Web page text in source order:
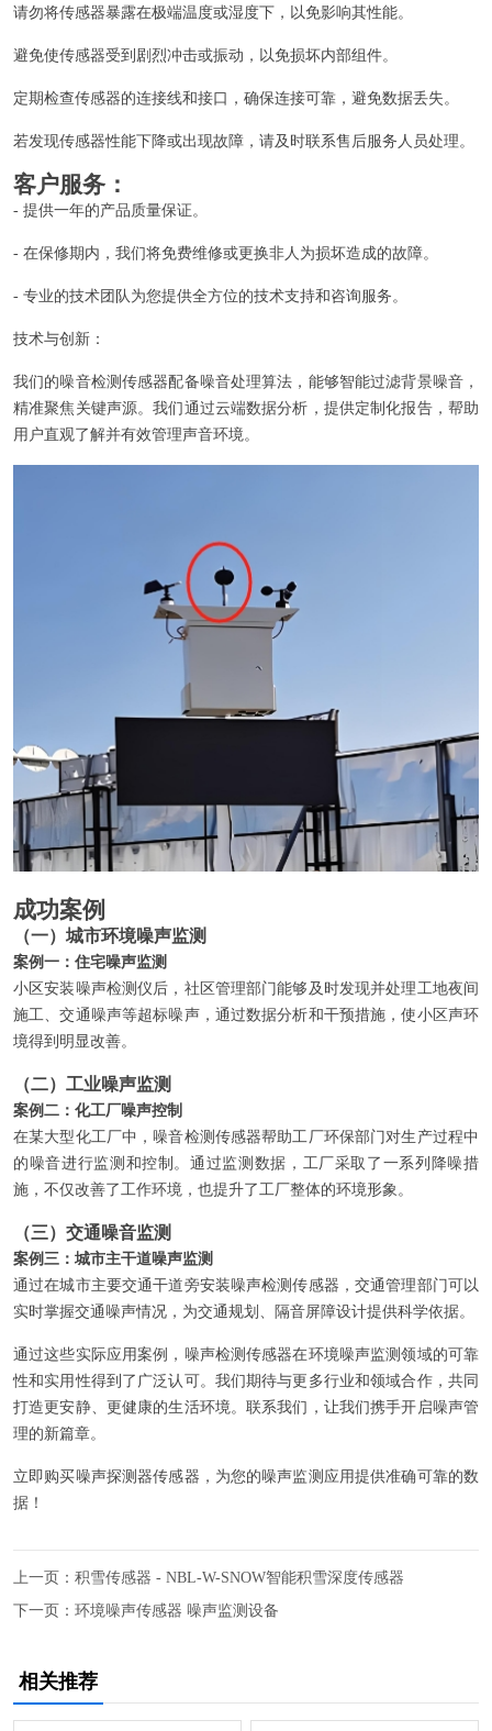
请勿将传感器暴露在极端温度或湿度下，以免影响其性能。
避免使传感器受到剧烈冲击或振动，以免损坏内部组件。
定期检查传感器的连接线和接口，确保连接可靠，避免数据丢失。
若发现传感器性能下降或出现故障，请及时联系售后服务人员处理。
客户服务：
- 提供一年的产品质量保证。
- 在保修期内，我们将免费维修或更换非人为损坏造成的故障。
- 专业的技术团队为您提供全方位的技术支持和咨询服务。
技术与创新：
我们的噪音检测传感器配备噪音处理算法，能够智能过滤背景噪音，
精准聚焦关键声源。我们通过云端数据分析，提供定制化报告，帮助
用户直观了解并有效管理声音环境。
成功案例
（一）城市环境噪声监测
案例一：住宅噪声监测
小区安装噪声检测仪后，社区管理部门能够及时发现并处理工地夜间
施工、交通噪声等超标噪声，通过数据分析和干预措施，使小区声环
境得到明显改善。
（二）工业噪声监测
案例二：化工厂噪声控制
在某大型化工厂中，噪音检测传感器帮助工厂环保部门对生产过程中
的噪音进行监测和控制。通过监测数据，工厂采取了一系列降噪措
施，不仅改善了工作环境，也提升了工厂整体的环境形象。
（三）交通噪音监测
案例三：城市主干道噪声监测
通过在城市主要交通干道旁安装噪声检测传感器，交通管理部门可以
实时掌握交通噪声情况，为交通规划、隔音屏障设计提供科学依据。
通过这些实际应用案例，噪声检测传感器在环境噪声监测领域的可靠
性和实用性得到了广泛认可。我们期待与更多行业和领域合作，共同
打造更安静、更健康的生活环境。联系我们，让我们携手开启噪声管
理的新篇章。
立即购买噪声探测器传感器，为您的噪声监测应用提供准确可靠的数
据！
上一页： 积雪传感器 - NBL-W-SNOW智能积雪深度传感器
下一页： 环境噪声传感器 噪声监测设备
相关推荐